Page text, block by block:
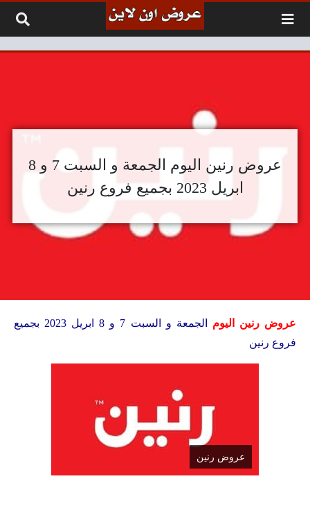
عروض رنين اليوم الجمعة و السبت 7 و 8
ابريل 2023 بجميع فروع رنين
عروض رنين اليوم
الجمعة و السبت 7 و 8 ابريل 2023 بجميع
فروع رنين
عروض رنين